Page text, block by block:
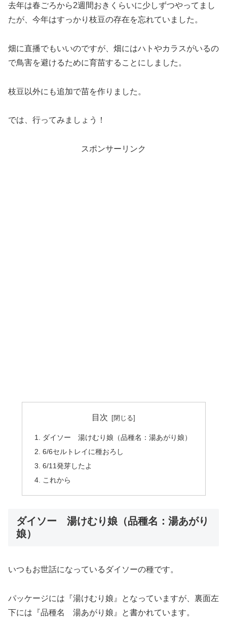
去年は春ごろから2週間おきくらいに少しずつやってまし
たが、今年はすっかり枝豆の存在を忘れていました。
畑に直播でもいいのですが、畑にはハトやカラスがいるの
で鳥害を避けるために育苗することにしました。
枝豆以外にも追加で苗を作りました。
では、行ってみましょう！
スポンサーリンク
目次
ダイソー 湯けむり娘（品種名：湯あがり娘）
6/6セルトレイに種おろし
6/11発芽したよ
これから
ダイソー 湯けむり娘（品種名：湯あがり
娘）
いつもお世話になっているダイソーの種です。
パッケージには『湯けむり娘』となっていますが、裏面左
下には『品種名 湯あがり娘』と書かれています。